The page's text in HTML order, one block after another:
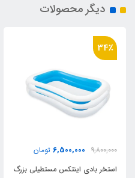
دیگر محصولات
34٪
9,800,000
6,500,000 تومان
استخر بادی اینتکس مستطیلی بزرگ